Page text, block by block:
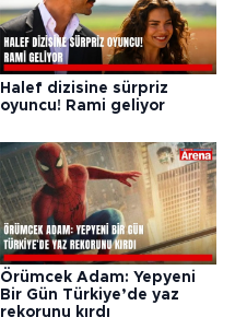
Halef dizisine sürpriz
oyuncu! Rami geliyor
Örümcek Adam: Yepyeni
Bir Gün Türkiye’de yaz
rekorunu kırdı